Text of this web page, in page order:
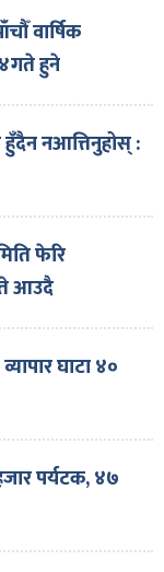
वार्षिक
हुने
नआत्तिनुहोस् :
फेरि
आउदै
घाटा ४०
पर्यटक, ४७